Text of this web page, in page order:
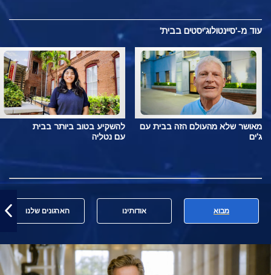
עוד מ-'סיינטולוג'יסטים בבית'
מאושר שלא מהעולם הזה בבית עם
ג'ים
להשקיע בטוב ביותר בבית
עם נטליה
מבוא אודותינו הארגונים שלנו